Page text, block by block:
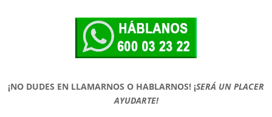
¡NO DUDES EN LLAMARNOS O HABLARNOS! ¡SERÁ UN PLACER
AYUDARTE!